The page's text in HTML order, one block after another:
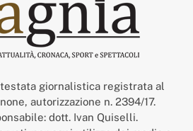
testata giornalistica registrata al
autorizzazione n. 2394/17.
dott. Ivan Quiselli.